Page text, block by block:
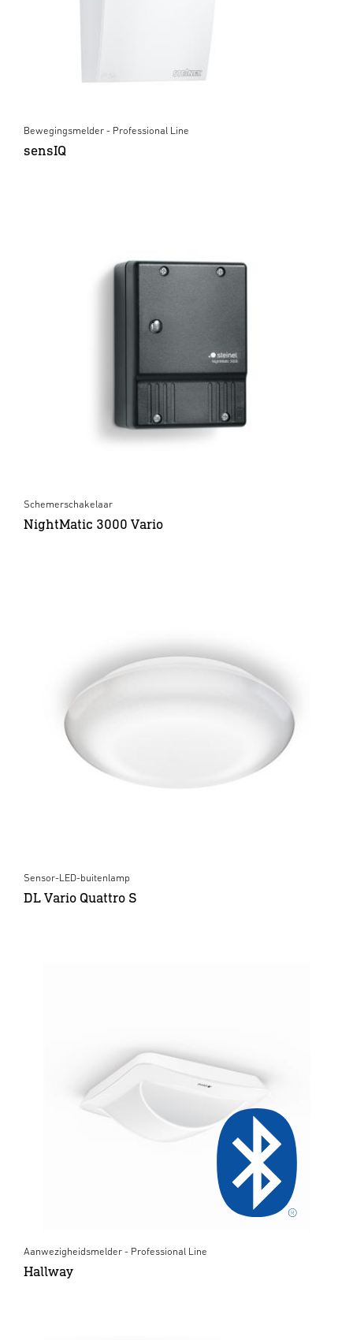
Bewegingsmelder - Professional Line
sensIQ
Schemerschakelaar
NightMatic 3000 Vario
Sensor-LED-buitenlamp
DL Vario Quattro S
Aanwezigheidsmelder - Professional Line
Hallway